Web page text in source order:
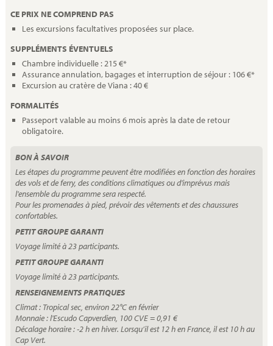
CE PRIX NE COMPREND PAS
Les excursions facultatives proposées sur place.
SUPPLÉMENTS ÉVENTUELS
Chambre individuelle : 215 €*
Assurance annulation, bagages et interruption de séjour : 106 €*
Excursion au cratère de Viana : 40 €
FORMALITÉS
Passeport valable au moins 6 mois après la date de retour
obligatoire.
BON À SAVOIR
Les étapes du programme peuvent être modifiées en fonction des horaires
des vols et de ferry, des conditions climatiques ou d'imprévus mais
l'ensemble du programme sera respecté.
Pour les promenades à pied, prévoir des vêtements et des chaussures
confortables.
PETIT GROUPE GARANTI
Voyage limité à 23 participants.
PETIT GROUPE GARANTI
Voyage limité à 23 participants.
RENSEIGNEMENTS PRATIQUES
Climat : Tropical sec, environ 22°C en février
Monnaie : l'Escudo Capverdien, 100 CVE = 0,91 €
Décalage horaire : -2 h en hiver. Lorsqu’il est 12 h en France, il est 10 h au
Cap Vert.